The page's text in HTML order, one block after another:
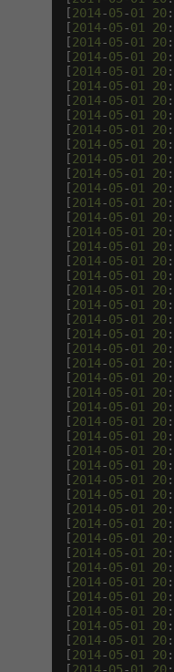
[2014-05-01 20:
[2014-05-01 20:
[2014-05-01 20:
[2014-05-01 20:
[2014-05-01 20:
[2014-05-01 20:
[2014-05-01 20:
[2014-05-01 20:
[2014-05-01 20:
[2014-05-01 20:
[2014-05-01 20:
[2014-05-01 20:
[2014-05-01 20:
[2014-05-01 20:
[2014-05-01 20:
[2014-05-01 20:
[2014-05-01 20:
[2014-05-01 20:
[2014-05-01 20:
[2014-05-01 20:
[2014-05-01 20:
[2014-05-01 20:
[2014-05-01 20:
[2014-05-01 20:
[2014-05-01 20:
[2014-05-01 20:
[2014-05-01 20:
[2014-05-01 20:
[2014-05-01 20:
[2014-05-01 20:
[2014-05-01 20:
[2014-05-01 20:
[2014-05-01 20:
[2014-05-01 20:
[2014-05-01 20:
[2014-05-01 20:
[2014-05-01 20:
[2014-05-01 20:
[2014-05-01 20:
[2014-05-01 20:
[2014-05-01 20:
[2014-05-01 20:
[2014-05-01 20:
[2014-05-01 20:
[2014-05-01 20:
[2014-05-01 20: